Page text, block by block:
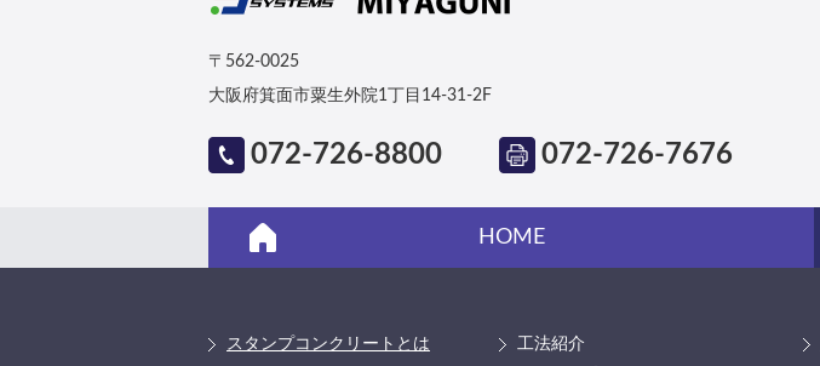
〒562-0025
大阪府箕面市粟生外院1丁目14-31-2F
072-726-8800 072-726-7676
HOME
スタンプコンクリートとは
工法紹介